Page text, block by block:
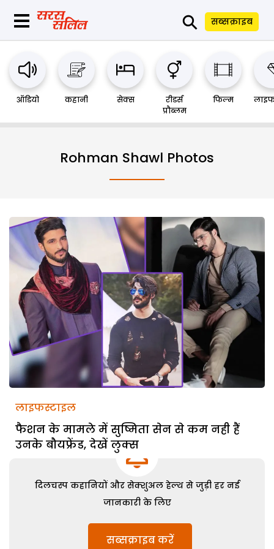
⚲ सब्सक्राइब
ऑडियो कहानी सेक्स
रीडर्स
प्रौब्लम
फिल्म
Rohman Shawl Photos
लाइफस्टाइल
फैशन के मामले में सुष्मिता सेन से कम नही हैं
उनके बौयफ्रेंड, देखें लुक्स
दिलचस्प कहानियों और सेक्शुअल हेल्थ से जुड़ी हर नई
जानकारी के लिए
सब्सक्राइब करें